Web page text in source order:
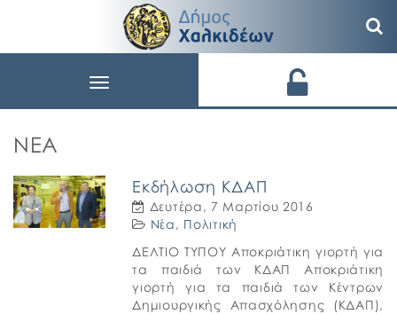
Toggle
ΝΈΑ
Εκδήλωση ΚΔΑΠ
Δευτέρα, 7 Μαρτίου 2016
Νέα , Πολιτική
ΔΕΛΤΙΟ ΤΥΠΟΥ Αποκριάτικη γιορτή για
τα παιδιά των ΚΔΑΠ Αποκριάτικη
γιορτή για τα παιδιά των Κέντρων
Δημιουργικής Απασχόλησης (ΚΔΑΠ),